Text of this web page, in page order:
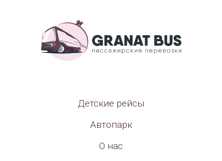
Детские рейсы
Автопарк
О нас